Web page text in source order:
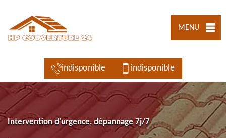
MENU
indisponible indisponible
Intervention d'urgence, dépannage 7j/7